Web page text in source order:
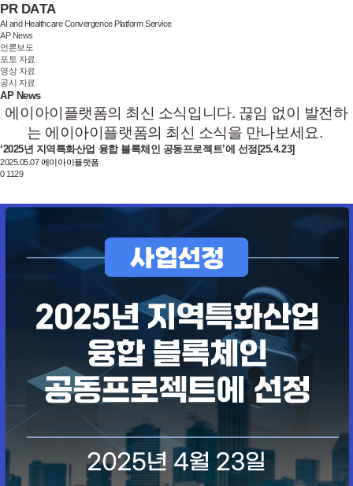
PR DATA
AI and Healthcare Convergence Platform Service
AP News
언론보도
포토 자료
영상 자료
공시 자료
AP News
에이아이플랫폼의 최신 소식입니다. 끊임 없이 발전하
는 에이아이플랫폼의 최신 소식을 만나보세요.
‘2025년 지역특화산업 융합 블록체인 공동프로젝트’에 선정[25.4.23]
2025.05.07 에이아이플랫폼
0 1129